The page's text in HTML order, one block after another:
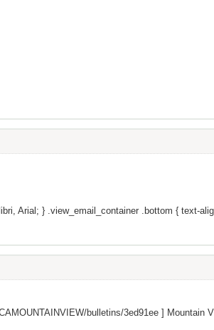
Arial; } .view_email_container .bottom { text-
bulletins/3ed91ee ] Mountain